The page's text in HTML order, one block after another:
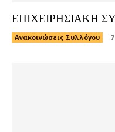
ΕΠΙΧΕΙΡΗΣΙΑΚΗ
Ανακοινώσεις Συλλόγου